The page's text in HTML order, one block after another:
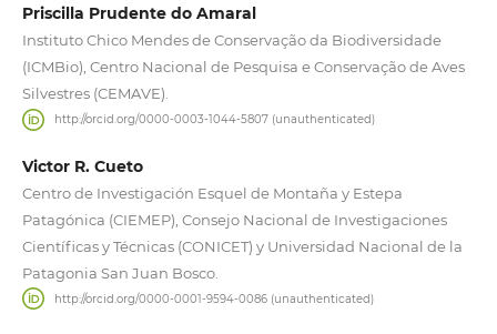
Priscilla Prudente do Amaral
Instituto Chico Mendes de Conservação da Biodiversidade
(ICMBio), Centro Nacional de Pesquisa e Conservação de Aves
Silvestres (CEMAVE).
http://orcid.org/0000-0003-1044-5807 (unauthenticated)
Victor R. Cueto
Centro de Investigación Esquel de Montaña y Estepa
Patagónica (CIEMEP), Consejo Nacional de Investigaciones
Científicas y Técnicas (CONICET) y Universidad Nacional de la
Patagonia San Juan Bosco.
http://orcid.org/0000-0001-9594-0086 (unauthenticated)